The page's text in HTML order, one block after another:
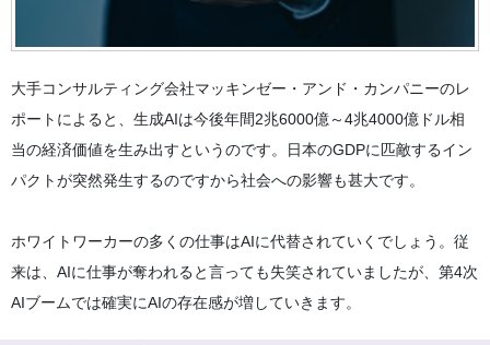
大手コンサルティング会社マッキンゼー・アンド・カンパニーのレ
ポートによると、生成AIは今後年間2兆6000億～4兆4000億ドル相
当の経済価値を生み出すというのです。日本のGDPに匹敵するイン
パクトが突然発生するのですから社会への影響も甚大です。
ホワイトワーカーの多くの仕事はAIに代替されていくでしょう。従
来は、AIに仕事が奪われると言っても失笑されていましたが、第4次
AIブームでは確実にAIの存在感が増していきます。